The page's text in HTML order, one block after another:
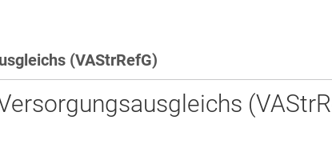
(VAStrRefG)